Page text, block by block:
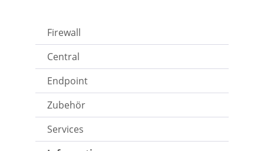
Firewall
Central
Endpoint
Zubehör
Services